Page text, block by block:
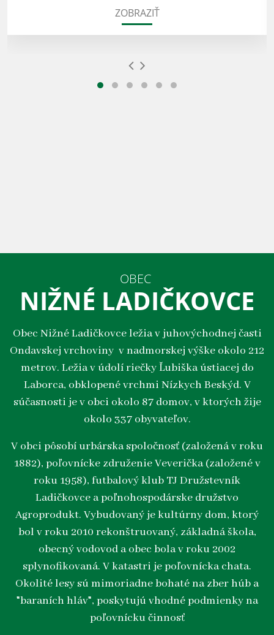
ZOBRAZIŤ
OBEC
NIŽNÉ LADIČKOVCE
Obec Nižné Ladičkovce ležia v juhovýchodnej časti
Ondavskej vrchoviny v nadmorskej výške okolo 212
metrov. Ležia v údolí riečky Ľubiška ústiacej do
Laborca, obklopené vrchmi Nízkych Beskýd. V
súčasnosti je v obci okolo 87 domov, v ktorých žije
okolo 337 obyvateľov.
V obci pôsobí urbárska spoločnosť (založená v roku
1882), poľovnícke združenie Veverička (založené v
roku 1958), futbalový klub TJ Družstevník
Ladičkovce a poľnohospodárske družstvo
Agroprodukt. Vybudovaný je kultúrny dom, ktorý
bol v roku 2010 rekonštruovaný, základná škola,
obecný vodovod a obec bola v roku 2002
splynofikovaná. V katastri je poľovnícka chata.
Okolité lesy sú mimoriadne bohaté na zber húb a
"baraních hláv", poskytujú vhodné podmienky na
poľovnícku činnosť